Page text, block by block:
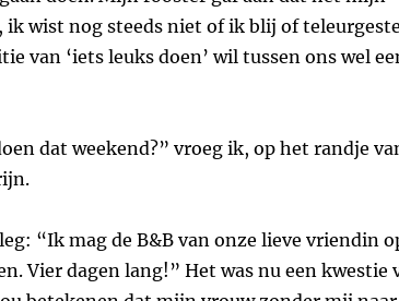
ik wist nog steeds niet of ik blij of
van ‘iets leuks doen’ wil tussen ons wel
dat weekend?” vroeg ik, op het randje
“Ik mag de B&B van onze lieve vriendin
Vier dagen lang!” Het was nu een kwestie